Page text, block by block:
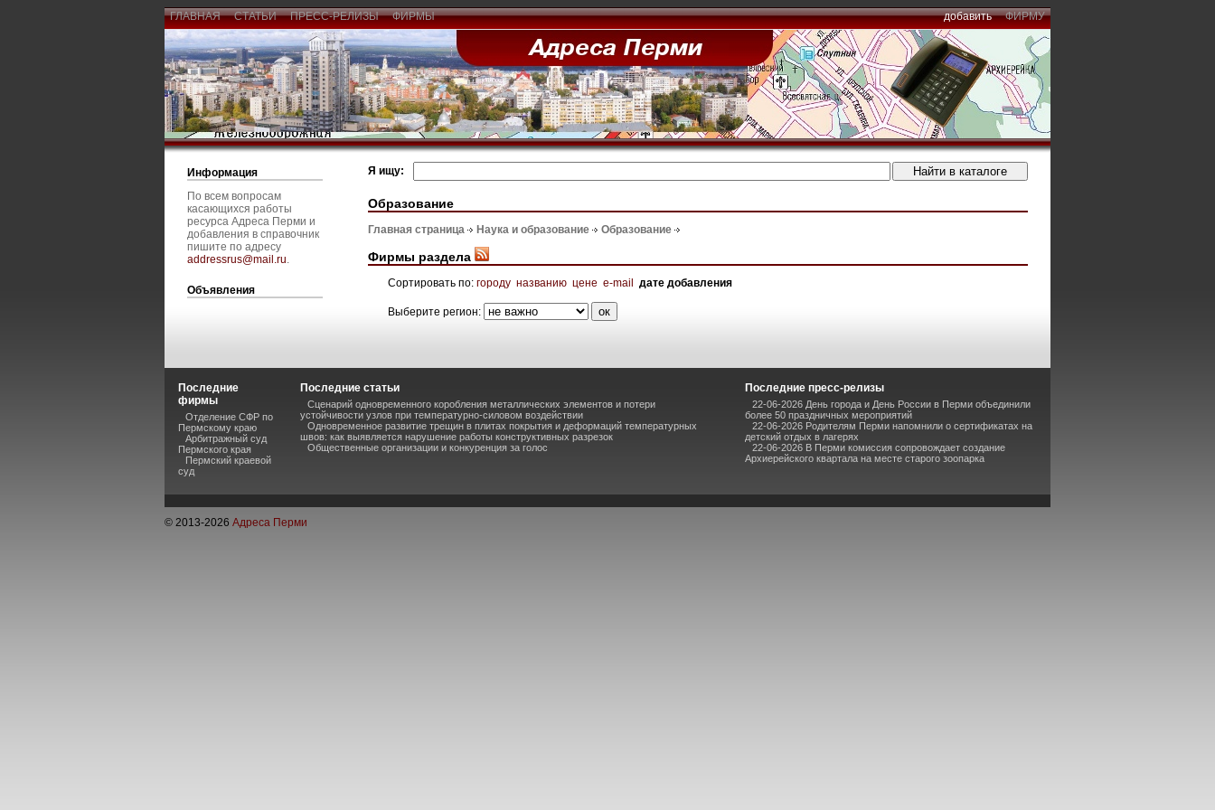
ГЛАВНАЯ СТАТЬИ ПРЕСС-РЕЛИЗЫ ФИРМЫ добавить ФИРМУ
Информация
По всем вопросам
касающихся работы
ресурса Адреса Перми и
добавления в справочник
пишите по адресу
addressrus@mail.ru.
Объявления
Я ищу:
Образование
Главная страница Наука и образование Образование
Фирмы раздела
Сортировать по: городу названию цене e-mail дате добавления
Выберите регион:
Последние
фирмы
Отделение СФР по
Пермскому краю
Арбитражный суд
Пермского края
Пермский краевой
суд
Последние статьи
Сценарий одновременного коробления металлических элементов и потери
устойчивости узлов при температурно-силовом воздействии
Одновременное развитие трещин в плитах покрытия и деформаций температурных
швов: как выявляется нарушение работы конструктивных разрезок
Общественные организации и конкуренция за голос
Последние пресс-релизы
22-06-2026 День города и День России в Перми объединили
более 50 праздничных мероприятий
22-06-2026 Родителям Перми напомнили о сертификатах на
детский отдых в лагерях
22-06-2026 В Перми комиссия сопровождает создание
Архиерейского квартала на месте старого зоопарка
© 2013-2026 Адреса Перми